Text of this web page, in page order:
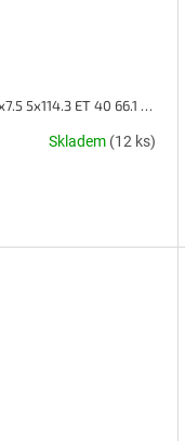
Alu kola design Nissan (H3527F) 18x7.5 5x114.3 ET 40 66.1 černé
Skladem (12 ks)